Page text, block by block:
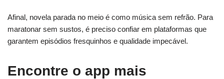
Afinal, novela parada no meio é como música sem refrão. Para
maratonar sem sustos, é preciso confiar em plataformas que
garantem episódios fresquinhos e qualidade impecável.
Encontre o app mais